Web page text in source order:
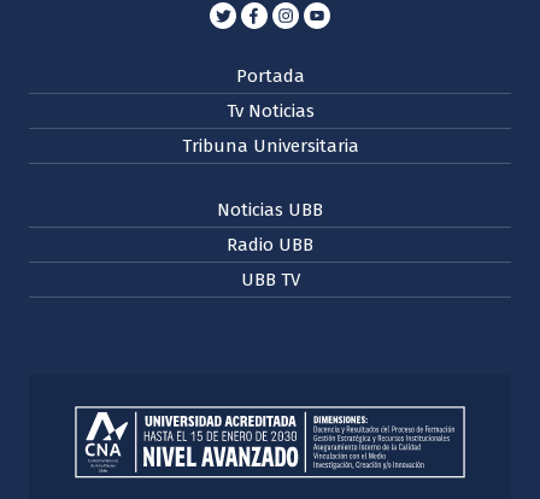
Portada
Tv Noticias
Tribuna Universitaria
Noticias UBB
Radio UBB
UBB TV